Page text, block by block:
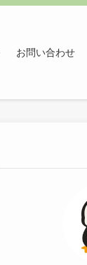
お問い合わせ